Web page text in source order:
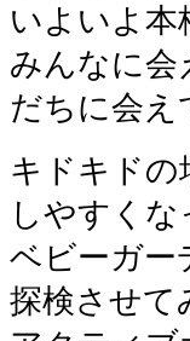
いよいよ本
みんなに会
だちに会え
キドキドの
しやすくな
ベビーガー
探検させて